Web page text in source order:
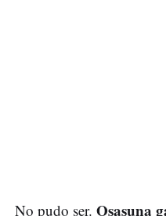
No pudo ser. Osasuna